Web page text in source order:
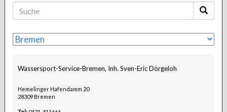
Wassersport-Service-Bremen, Inh. Sven-Eric Dörgeloh
Hemelinger Hafendamm 20
28309 Bremen